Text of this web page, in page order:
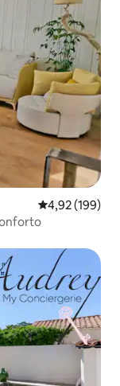
4,92 de uma
4,92 (199)